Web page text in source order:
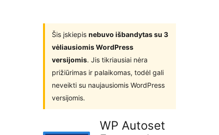
Šis įskiepis nebuvo išbandytas su 3
vėliausiomis WordPress
versijomis. Jis tikriausiai nėra
prižiūrimas ir palaikomas, todėl gali
neveikti su naujausiomis WordPress
versijomis.
WP Autoset